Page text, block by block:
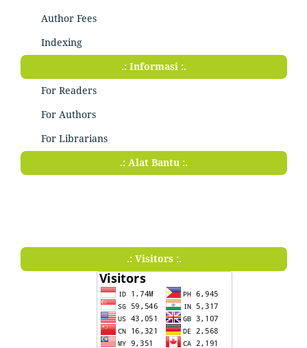
Author Fees
Indexing
.: Informasi :.
For Readers
For Authors
For Librarians
.: Alat Bantu :.
.: Visitors :.